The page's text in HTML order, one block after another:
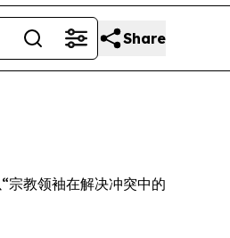
Share
教领袖在解决冲突中的